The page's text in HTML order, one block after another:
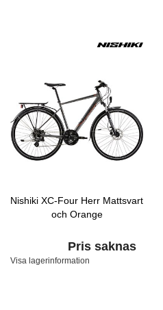
Nishiki XC-Four Herr Mattsvart
och Orange
Pris saknas
Visa lagerinformation